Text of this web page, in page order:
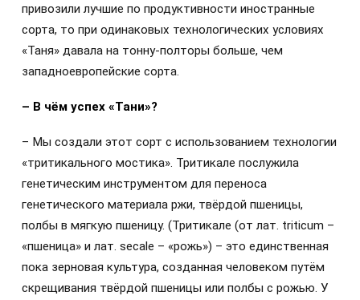
привозили лучшие по продуктивности иностранные
сорта, то при одинаковых технологических условиях
«Таня» давала на тонну-полторы больше, чем
западноевропейские сорта.
– В чём успех «Тани»?
– Мы создали этот сорт с использованием технологии
«тритикального мостика». Тритикале послужила
генетическим инструментом для переноса
генетического материала ржи, твёрдой пшеницы,
полбы в мягкую пшеницу. (Тритикале (от лат. triticum –
«пшеница» и лат. secale – «рожь») – это единственная
пока зерновая культура, созданная человеком путём
скрещивания твёрдой пшеницы или полбы с рожью. У